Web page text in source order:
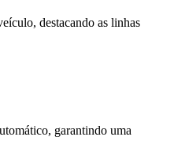
destacando as linhas
garantindo uma